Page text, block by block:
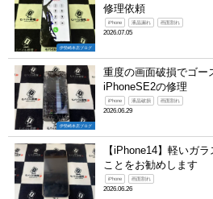
伊勢崎本店ブログ
修理依頼
iPhone 液晶漏れ 画面割れ
2026.07.05
伊勢崎本店ブログ
重度の画面破損でゴー
iPhoneSE2の修理
iPhone 液晶破損 画面割れ
2026.06.29
【iPhone14】軽いガ
ことをお勧めします
iPhone 画面割れ
2026.06.26